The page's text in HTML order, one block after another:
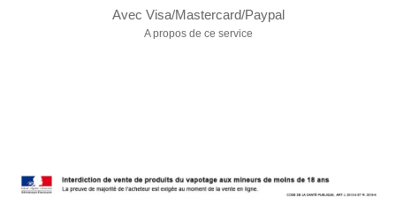
Avec Visa/Mastercard/Paypal
A propos de ce service